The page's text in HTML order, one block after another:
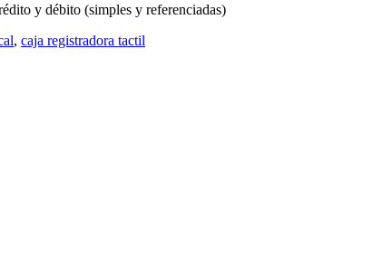
y débito (simples y referenciadas)
, caja registradora tactil